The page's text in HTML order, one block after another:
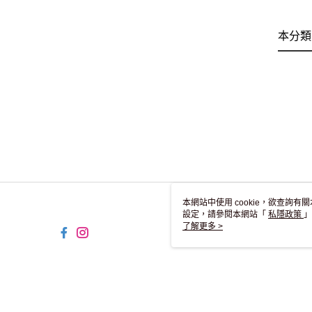
本分
本網站中使用 cookie，欲查詢有
設定，請參閱本網站「 私隱政策
用 cookie。
了解更多 >